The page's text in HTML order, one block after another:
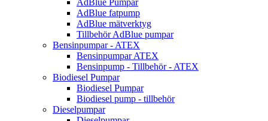
AdBlue Pumpar
AdBlue fatpump
AdBlue mätverktyg
Tillbehör AdBlue pumpar
Bensinpumpar - ATEX
Bensinpumpar ATEX
Bensinpump - Tillbehör - ATEX
Biodiesel Pumpar
Biodiesel Pumpar
Biodiesel pump - tillbehör
Dieselpumpar